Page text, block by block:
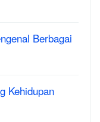
Berbagai
Kehidupan